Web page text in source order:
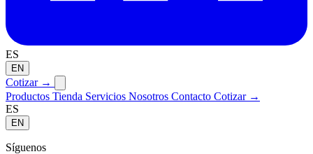
ES
EN
Cotizar →
Productos Tienda Servicios Nosotros Contacto Cotizar →
ES
EN
Síguenos